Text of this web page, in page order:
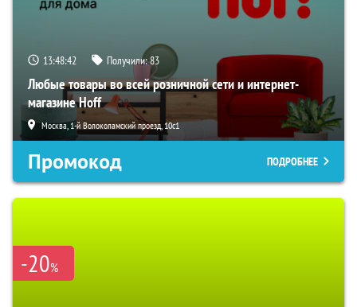
13:48:41 Получили:83
Любые товары во всей розничной сети и интернет-
магазине Hoff
Москва, 1-й Волоколамский проезд, 10с1
Промокод ПОДРОБНЕЕ
-20%